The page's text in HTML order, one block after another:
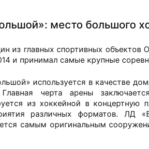
место большого
из главных спортивных объектов
и принимал самые крупные
используется в качестве
черта арены
из хоккейной в концертную
различных форматов. ЛД
самым оригинальным